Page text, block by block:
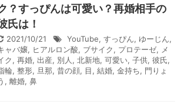
？すっぴんは可愛い？再婚相手の
氏は！
2021/10/21 YouTube, すっぴん, ゆーじん,
ャバ嬢, ヒアルロン酸, ブサイク, プロテーゼ, メ
ク, 再婚, 出産, 別人 , 北新地, 可愛い, 子供, 彼氏,
輪, 整形, 旦那, 昔の顔, 目, 結婚, 金持ち, 門りょ
, 離婚, 鼻